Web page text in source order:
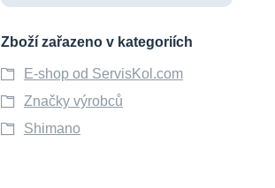
Zboží zařazeno v kategoriích
E-shop od ServisKol.com
Značky výrobců
Shimano